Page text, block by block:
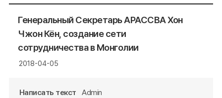
Генеральный Секретарь АРАССВА Хон
Чжон Кён, создание сети
сотрудничества в Монголии
2018-04-05
Написать текст Admin